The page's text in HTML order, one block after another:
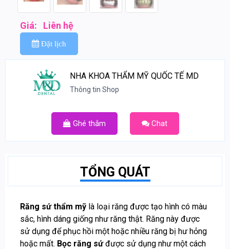
Giá: Liên hệ
Đặt lịch
NHA KHOA THẨM MỸ QUỐC TẾ MD
Thông tin Shop
Ghé thắm Chat
TỔNG QUÁT
Răng sứ thẩm mỹ là loại răng được tạo hình có màu
sắc, hình dáng giống như răng thật. Răng này được
sử dụng để phục hồi một hoặc nhiều răng bị hư hỏng
hoặc mất. Bọc răng sứđược sử dụng như một cách